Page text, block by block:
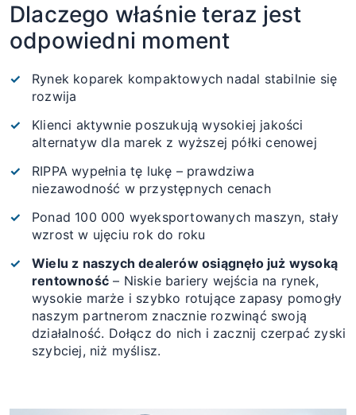
Dlaczego właśnie teraz jest
odpowiedni moment
Rynek koparek kompaktowych nadal stabilnie się
rozwija
Klienci aktywnie poszukują wysokiej jakości
alternatyw dla marek z wyższej półki cenowej
RIPPA wypełnia tę lukę – prawdziwa
niezawodność w przystępnych cenach
Ponad 100 000 wyeksportowanych maszyn, stały
wzrost w ujęciu rok do roku
Wielu z naszych dealerów osiągnęło już wysoką
rentowność – Niskie bariery wejścia na rynek,
wysokie marże i szybko rotujące zapasy pomogły
naszym partnerom znacznie rozwinąć swoją
działalność. Dołącz do nich i zacznij czerpać zyski
szybciej, niż myślisz.